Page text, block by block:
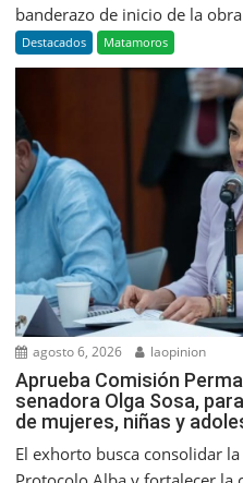
banderazo de inicio de la
Destacados Matamoros
agosto 6, 2026 laopinion
Aprueba Comisión
senadora Olga Sosa,
de mujeres, niñas y
El exhorto busca consolidar